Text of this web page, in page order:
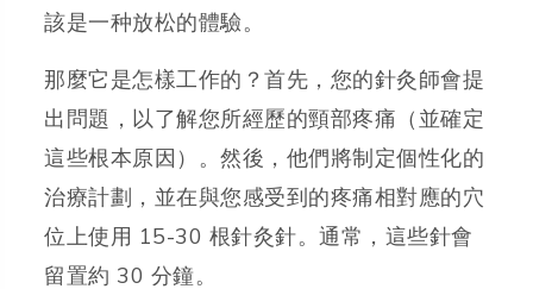
該是一种放松的體驗。
那麼它是怎樣工作的？首先，您的針灸師會提
出問題，以了解您所經歷的頸部疼痛（並確定
這些根本原因）。然後，他們將制定個性化的
治療計劃，並在與您感受到的疼痛相對應的穴
位上使用 15-30 根針灸針。通常，這些針會
留置約 30 分鐘。